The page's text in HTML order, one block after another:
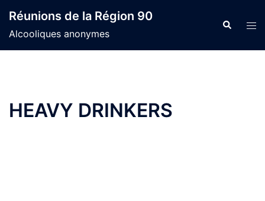
content
Réunions de la Région 90
Alcooliques anonymes
Search
HEAVY DRINKERS